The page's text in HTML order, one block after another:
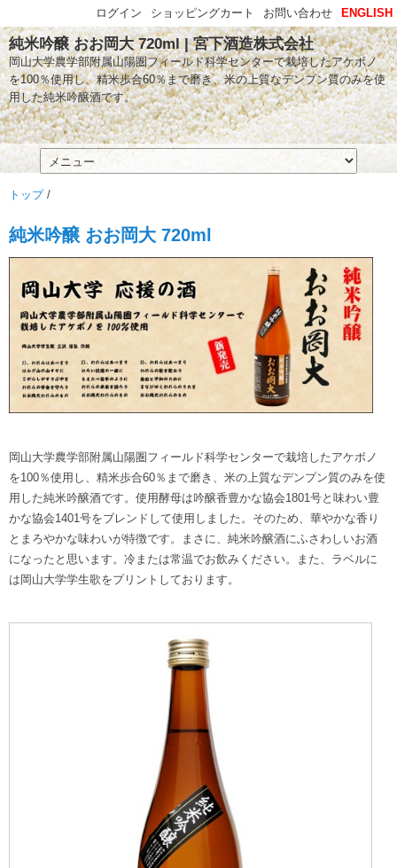
純米吟醸 おお岡大 720ml | 宮下酒造株式会社
岡山大学農学部附属山陽圏フィールド科学センターで栽培したアケボノ
を100％使用し、精米歩合60％まで磨き、米の上質なデンプン質のみを使
用した純米吟醸酒です。
トップ/
純米吟醸 おお岡大 720ml
岡山大学農学部附属山陽圏フィールド科学センターで栽培したアケボノ
を100％使用し、精米歩合60％まで磨き、米の上質なデンプン質のみを使
用した純米吟醸酒です。使用酵母は吟醸香豊かな協会1801号と味わい豊
かな協会1401号をブレンドして使用しました。そのため、華やかな香り
とまろやかな味わいが特徴です。まさに、純米吟醸酒にふさわしいお酒
になったと思います。冷または常温でお飲みください。また、ラベルに
は岡山大学学生歌をプリントしております。
ENGLISH
お問い合わせ
ショッピングカート
ログイン